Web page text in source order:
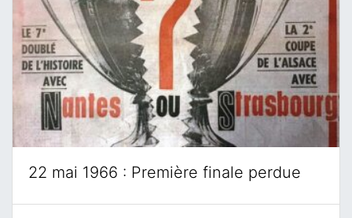
22 mai 1966 : Première finale perdue